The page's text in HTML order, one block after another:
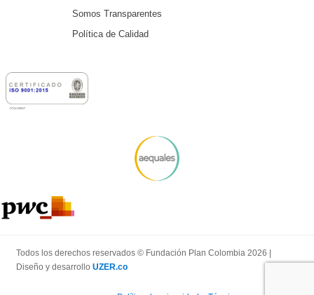
Somos Transparentes
Política de Calidad
Todos los derechos reservados © Fundación Plan Colombia 2026 |
Diseño y desarrollo UZER.co